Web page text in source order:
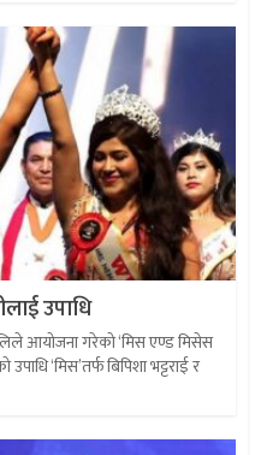
उपाधि
आयोजना गरेको ‘मिस एण्ड मिसेस
‘मिस’तर्फ बिपिशा भट्टराई र